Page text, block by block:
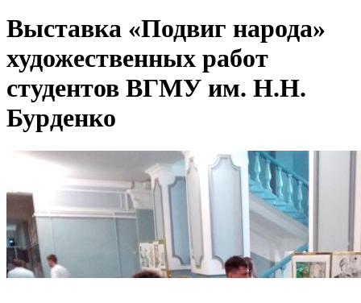
Выставка «Подвиг народа»
художественных работ
студентов ВГМУ им. Н.Н.
Бурденко